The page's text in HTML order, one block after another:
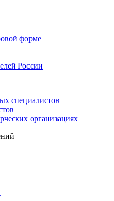
форме
России
специалистов
организациях